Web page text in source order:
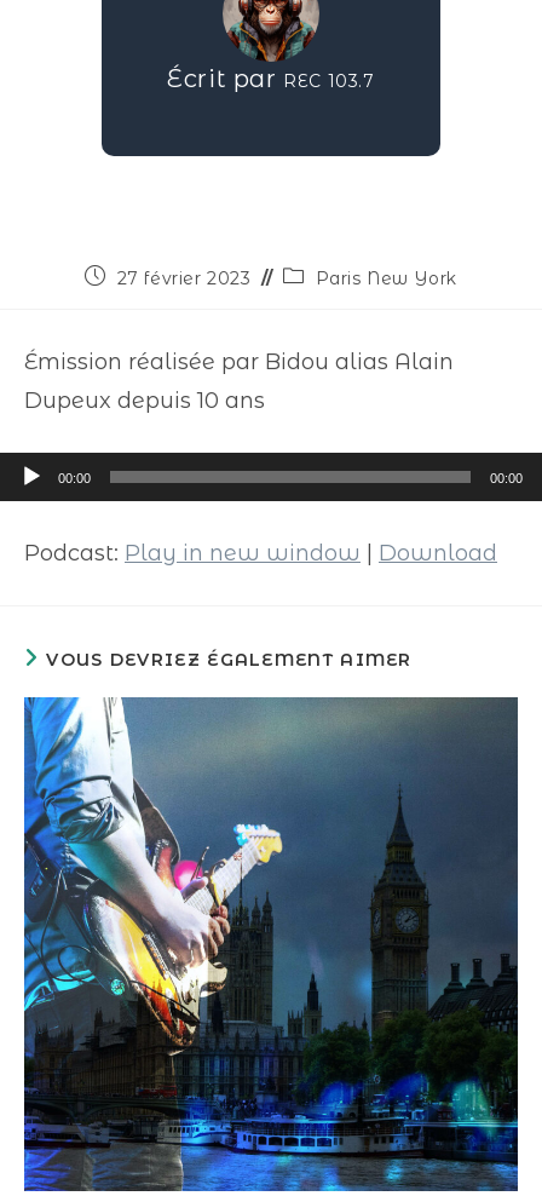
Écrit par REC 103.7
27 février 2023 Paris New York
Émission réalisée par Bidou alias Alain
Dupeux depuis 10 ans
Lecteur
audio
00:00 00:00
Podcast: Play in new window Download
VOUS DEVRIEZ ÉGALEMENT AIMER